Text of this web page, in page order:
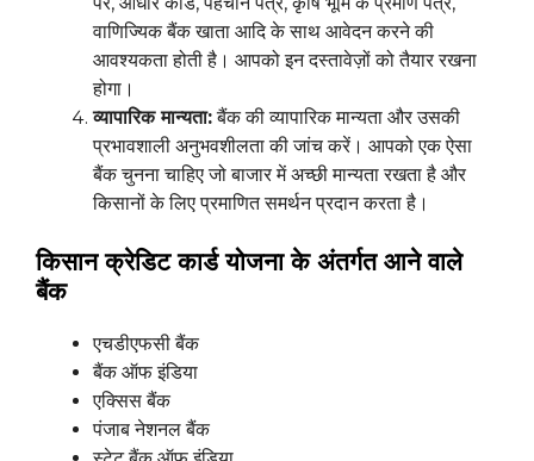
वाणिज्यिक बैंक खाता आदि के साथ आवेदन करने की
आवश्यकता होती है। आपको इन दस्तावेज़ों को तैयार रखना
होगा।
व्यापारिक मान्यता:बैंक की व्यापारिक मान्यता और उसकी
प्रभावशाली अनुभवशीलता की जांच करें। आपको एक ऐसा
बैंक चुनना चाहिए जो बाजार में अच्छी मान्यता रखता है और
किसानों के लिए प्रमाणित समर्थन प्रदान करता है।
किसान क्रेडिट कार्ड योजना के अंतर्गत आने वाले
बैंक
एचडीएफसी बैंक
बैंक ऑफ इंडिया
एक्सिस बैंक
पंजाब नेशनल बैंक